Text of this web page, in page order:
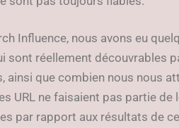
Influence, nous avons eu
sont réellement découvrables
ainsi que combien nous nous
URL ne faisaient pas partie
par rapport aux résultats de